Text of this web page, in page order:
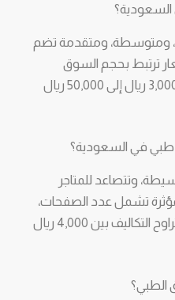
السعودية؟
ومتوسطة، ومتقدمة تضم
ترتبط بحجم السوق
والمنافسة، وعادة ما تتراوح بين 3,000 ريال إلى 50,000 ريال
في السعودية؟
وتتصاعد للمتاجر
تشمل عدد الصفحات،
البرمجة الخاصة، والاستضافة، وتتراوح التكاليف بين 4,000 ريال
الطبي؟